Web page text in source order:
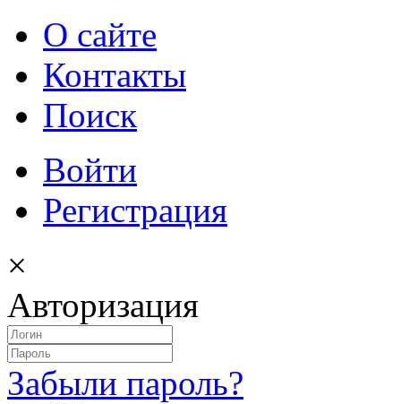
О сайте
Контакты
Поиск
Войти
Регистрация
×
Авторизация
Забыли пароль?